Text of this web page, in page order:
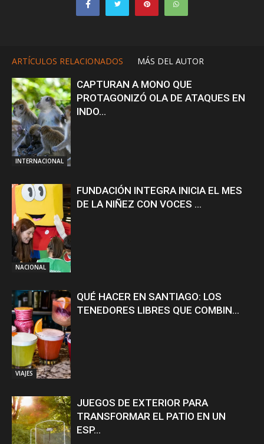
ARTÍCULOS RELACIONADOS MÁS DEL AUTOR
INTERNACIONAL
CAPTURAN A MONO QUE
PROTAGONIZÓ OLA DE ATAQUES EN
INDO...
NACIONAL
FUNDACIÓN INTEGRA INICIA EL MES
DE LA NIÑEZ CON VOCES ...
VIAJES
QUÉ HACER EN SANTIAGO: LOS
TENEDORES LIBRES QUE COMBIN...
JUEGOS DE EXTERIOR PARA
TRANSFORMAR EL PATIO EN UN
ESP...